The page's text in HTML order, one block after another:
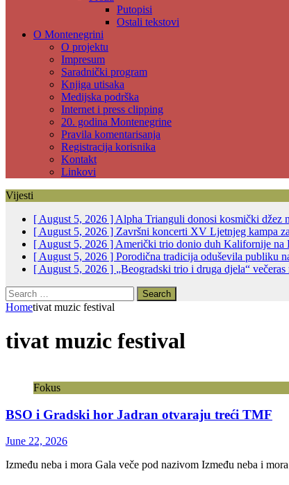
Putopisi
Ostali tekstovi
O Montenegrini
O projektu
Impresum
Saradnički program
Knjiga utisaka
Medijska podrška
Internet i press clipping
20. godina Montenegrine
Pravila komentarisanja
Registracija korisnika
Kontakt
Linkovi
Vijesti
[ August 5, 2026 ] Alpha Trianguli donosi kosmički džez
[ August 5, 2026 ] Završni koncerti XV Ljetnjeg kampa
[ August 5, 2026 ] Američki trio donio duh Kalifornije na
[ August 5, 2026 ] Porodična tradicija oduševila publiku
[ August 5, 2026 ] „Beogradski trio i druga djela“
Search
for:
Hometivat muzic festival
tivat muzic festival
Fokus
BSO i Gradski hor Jadran otvaraju treći TMF
June 22, 2026
Između neba i mora Gala veče pod nazivom Između neba i